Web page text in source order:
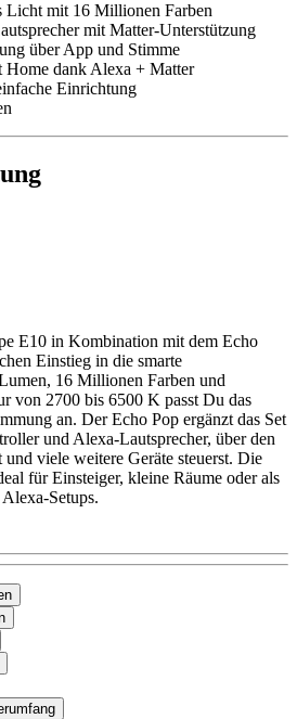
Licht mit 16 Millionen Farben
mit Matter-Unterstützung
über App und Stimme
Home dank Alexa + Matter
Einrichtung
E10 in Kombination mit dem Echo
Einstieg in die smarte
16 Millionen Farben und
von 2700 bis 6500 K passt Du das
an. Der Echo Pop ergänzt das Set
und Alexa-Lautsprecher, über den
viele weitere Geräte steuerst. Die
für Einsteiger, kleine Räume oder als
Setups.